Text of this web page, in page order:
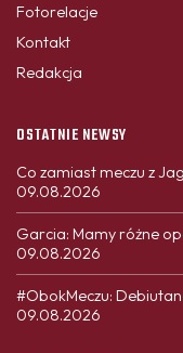
Fotorelacje
Kontakt
Redakcja
OSTATNIE NEWSY
Co zamiast meczu z
09.08.2026
Garcia: Mamy różne
09.08.2026
#ObokMeczu:
09.08.2026